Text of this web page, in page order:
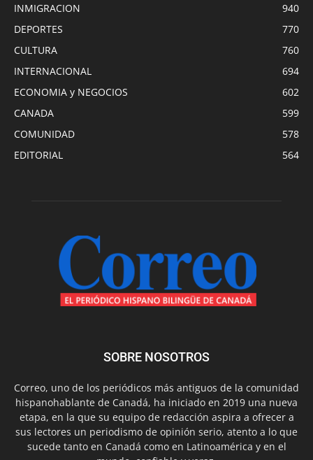
INMIGRACION
940
DEPORTES
770
CULTURA
760
INTERNACIONAL
694
ECONOMIA y NEGOCIOS
602
CANADA
599
COMUNIDAD
578
EDITORIAL
564
SOBRE NOSOTROS
Correo, uno de los periódicos más antiguos de la comunidad
hispanohablante de Canadá, ha iniciado en 2019 una nueva
etapa, en la que su equipo de redacción aspira a ofrecer a
sus lectores un periodismo de opinión serio, atento a lo que
sucede tanto en Canadá como en Latinoamérica y en el